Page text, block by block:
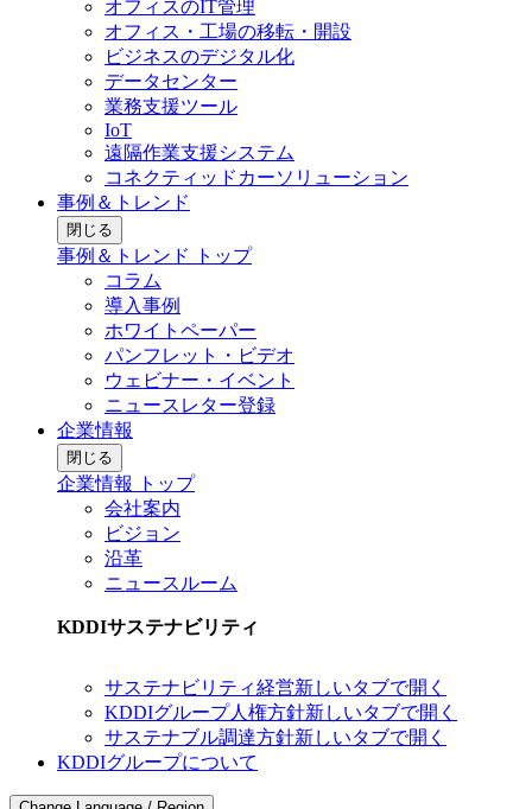
オフィスのIT管理
オフィス・工場の移転・開設
ビジネスのデジタル化
データセンター
業務支援ツール
IoT
遠隔作業支援システム
コネクティッドカーソリューション
事例＆トレンド
閉じる
事例＆トレンド トップ
コラム
導入事例
ホワイトペーパー
パンフレット・ビデオ
ウェビナー・イベント
ニュースレター登録
企業情報
閉じる
企業情報 トップ
会社案内
ビジョン
沿革
ニュースルーム
KDDIサステナビリティ
サステナビリティ経営新しいタブで開く
KDDIグループ人権方針新しいタブで開く
サステナブル調達方針新しいタブで開く
KDDIグループについて